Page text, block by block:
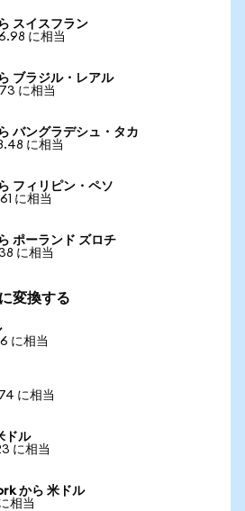
スイスフラン
に相当
ブラジル・レアル
に相当
バングラデシュ・タカ
に相当
フィリピン・ペソ
に相当
ポーランド ズロチ
に相当
変換する
に相当
に相当
ドル
に相当
から 米ドル
相当